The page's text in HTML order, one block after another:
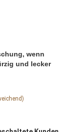
wenn
und lecker